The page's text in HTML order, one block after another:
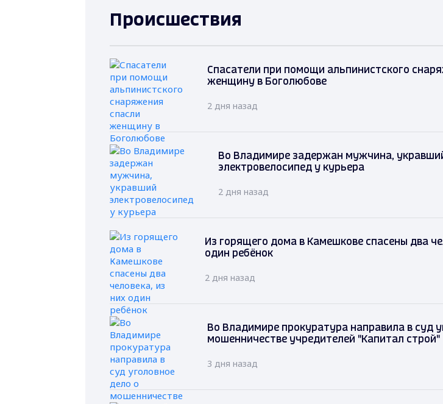
Происшествия
Спасатели при помощи альпинистского
женщину в Боголюбове
2 дня назад
Во Владимире задержан мужчина,
электровелосипед у курьера
2 дня назад
Из горящего дома в Камешкове спасены два
один ребёнок
2 дня назад
Во Владимире прокуратура направила в суд
мошенничестве учредителей "Капитал строй"
3 дня назад